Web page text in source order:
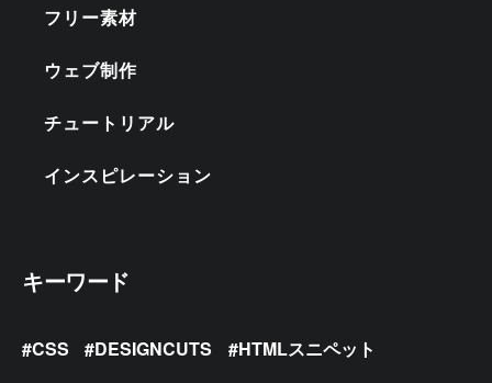
フリー素材
ウェブ制作
チュートリアル
インスピレーション
キーワード
CSS DESIGNCUTS
HTMLスニペット